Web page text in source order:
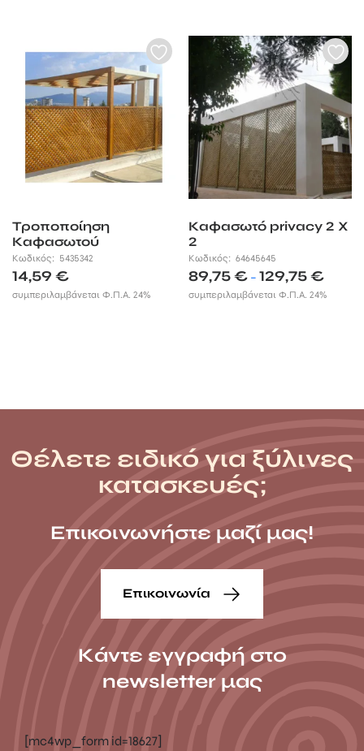
Τροποποίηση
Καφασωτού
Κωδικός: 5435342
14,59 €
συμπεριλαμβάνεται Φ.Π.Α. 24%
Καφασωτό privacy 2 X
2
Κωδικός:64645645
89,75€ – 129,75€
range:
συμπεριλαμβάνεται Φ.Π.Α. 24%
Θέλετε ειδικό για ξύλινες
κατασκευές;
Επικοινωνήστε μαζί μας!
Επικοινωνία
Κάντε εγγραφή στο
newsletter μας
[mc4wp_form id=18627]